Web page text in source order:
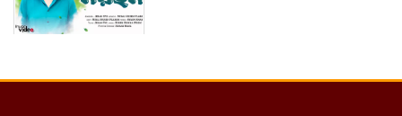
মরণ নেশা